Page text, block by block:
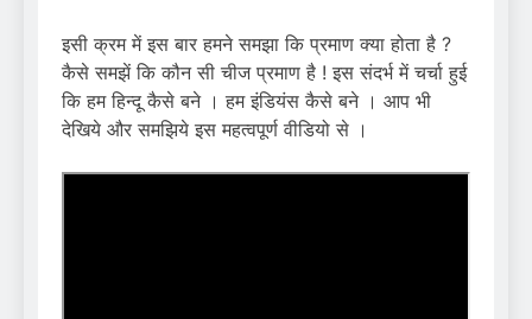
इसी क्रम में इस बार हमने समझा कि प्रमाण क्या होता है ?
कैसे समझें कि कौन सी चीज प्रमाण है ! इस संदर्भ में चर्चा हुई
कि हम हिन्दू कैसे बने । हम इंडियंस कैसे बने । आप भी
देखिये और समझिये इस महत्वपूर्ण वीडियो से ।